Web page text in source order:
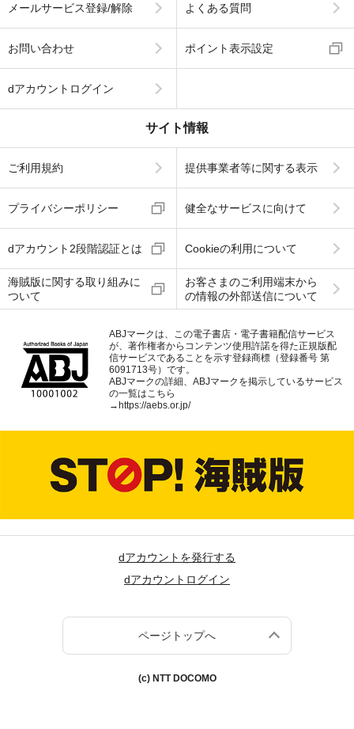
メールサービス登録/解除 よくある質問
お問い合わせ ポイント表示設定
dアカウントログイン
サイト情報
ご利用規約 提供事業者等に関する表示
プライバシーポリシー 健全なサービスに向けて
dアカウント2段階認証とは Cookieの利用について
海賊版に関する取り組みに
ついて
お客さまのご利用端末から
の情報の外部送信について
ABJマークは、この電子書店・電子書籍配信サービス
が、著作権者からコンテンツ使用許諾を得た正規版配
信サービスであることを示す登録商標（登録番号 第
6091713号）です。
ABJマークの詳細、ABJマークを掲示しているサービス
の一覧はこちら
→https://aebs.or.jp/
dアカウントを発行する
dアカウントログイン
ページトップへ
(c) NTT DOCOMO